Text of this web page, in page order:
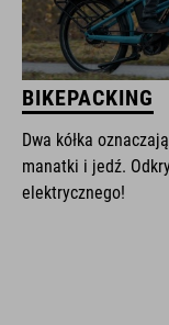
BIKEPACKING
Dwa kółka
manatki i jedź.
elektrycznego!